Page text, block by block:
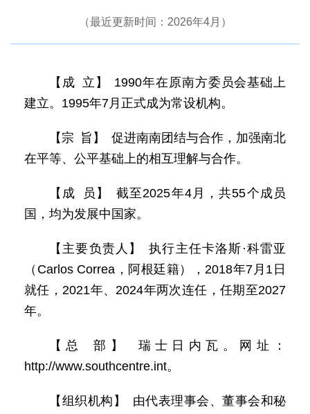
（最近更新时间：2026年4月）
【成 立】 1990年在原南方委员会基础上
建立。1995年7月正式成为常设机构。
【宗 旨】 促进南南团结与合作，加强南北
在平等、公平基础上的相互理解与合作。
【成 员】 截至2025年4月，共55个成员
国，均为发展中国家。
【主要负责人】 执行主任卡洛斯·科雷亚
（Carlos Correa，阿根廷籍），2018年7月1日
就任，2021年、2024年两次连任，任期至2027
年。
【总 部】 瑞士日内瓦。网址：
http://www.southcentre.int。
【组织机构】 由代表理事会、董事会和秘